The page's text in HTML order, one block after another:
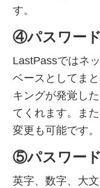
す。
④パスワー
LastPassではネ
ベースとしてま
キングが発覚し
てくれます。ま
変更も可能です。
⑤パスワー
英字、数字、大